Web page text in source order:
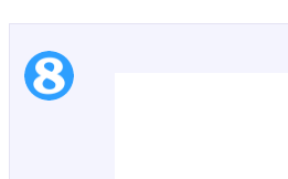
1.电脑端新用户可以